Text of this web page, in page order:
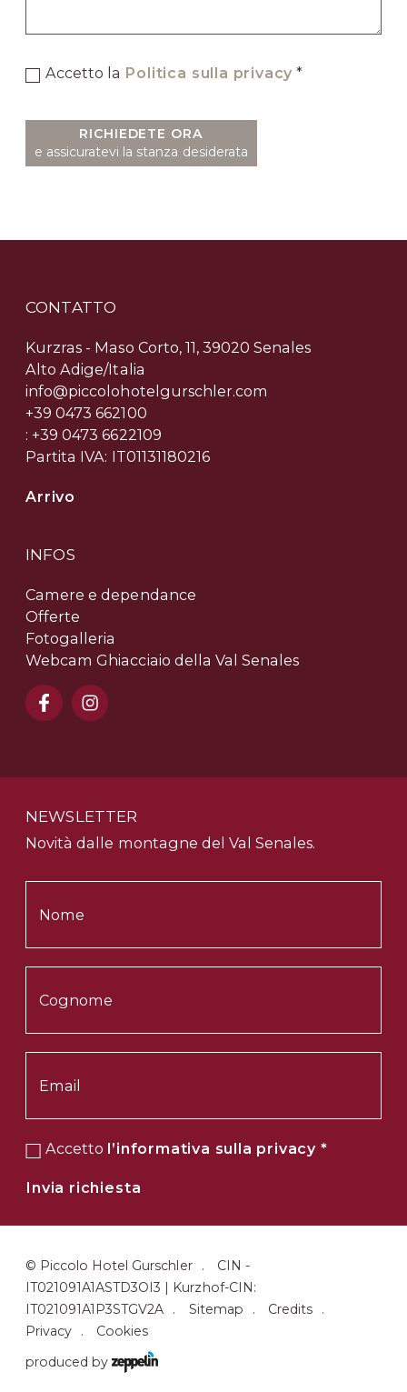
Accetto la Politica sulla privacy *
RICHIEDETE ORA
e assicuratevi la stanza desiderata
CONTATTO
Kurzras - Maso Corto, 11, 39020 Senales
Alto Adige/Italia
info@piccolohotelgurschler.com
+39 0473 662100
: +39 0473 6622109
Partita IVA: IT01131180216
Arrivo
INFOS
Camere e dependance
Offerte
Fotogalleria
Webcam Ghiacciaio della Val Senales
NEWSLETTER
Novità dalle montagne del Val Senales.
Accetto l’informativa sulla privacy *
Invia richiesta
© Piccolo Hotel Gurschler
CIN -
IT021091A1ASTD3OI3 | Kurzhof-CIN:
IT021091A1P3STGV2A
Sitemap
Credits
Privacy
Cookies
produced by